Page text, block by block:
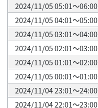
2024/11/05 05:01～06:00
2024/11/05 04:01～05:00
2024/11/05 03:01～04:00
2024/11/05 02:01～03:00
2024/11/05 01:01～02:00
2024/11/05 00:01～01:00
2024/11/04 23:01～24:00
2024/11/04 22:01～23:00